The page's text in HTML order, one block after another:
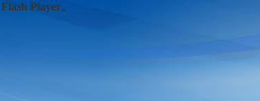
Player。